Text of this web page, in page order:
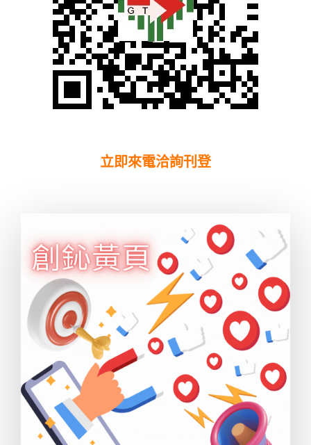
立即來電洽詢刊登